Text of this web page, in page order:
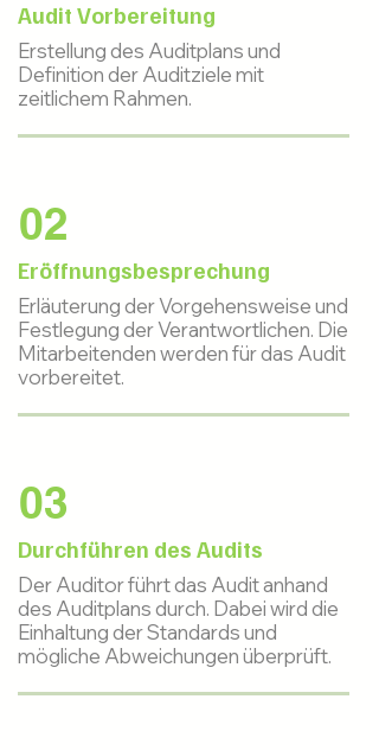
Audit Vorbereitung
Erstellung des Auditplans und
Definition der Auditziele mit
zeitlichem Rahmen.
02
Eröffnungsbesprechung
Erläuterung der Vorgehensweise und
Festlegung der Verantwortlichen. Die
Mitarbeitenden werden für das Audit
vorbereitet.
03
Durchführen des Audits
Der Auditor führt das Audit anhand
des Auditplans durch. Dabei wird die
Einhaltung der Standards und
mögliche Abweichungen überprüft.